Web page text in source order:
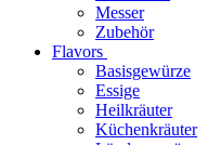
Messer
Zubehör
Flavors
Basisgewürze
Essige
Heilkräuter
Küchenkräuter